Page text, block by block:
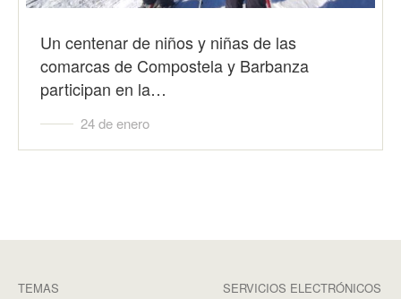
Un centenar de niños y niñas de las
comarcas de Compostela y Barbanza
participan en la…
24 de enero
TEMAS SERVICIOS ELECTRÓNICOS